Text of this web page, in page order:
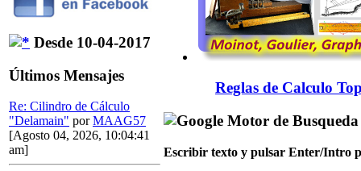
Desde 10-04-2017
Últimos Mensajes
Re: Cilindro de Cálculo
"Delamain" porMAAG57
[Agosto 04, 2026, 10:04:41
am]
Reglas de Calculo
Motor de
Escribir texto y pulsar Enter/Intro